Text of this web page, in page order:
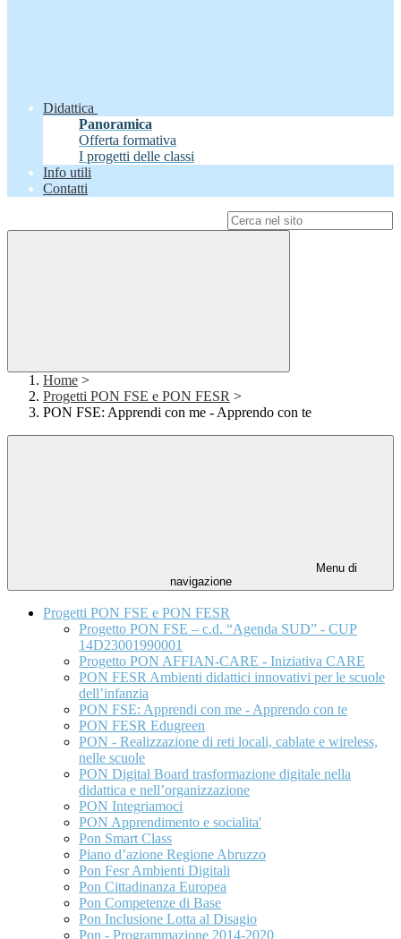
Didattica
Panoramica
Offerta formativa
I progetti delle classi
Info utili
Contatti
Home >
Progetti PON FSE e PON FESR >
PON FSE: Apprendi con me - Apprendo con te
Menu di
navigazione
Progetti PON FSE e PON FESR
Progetto PON FSE – c.d. “Agenda SUD” - CUP
14D23001990001
Progetto PON AFFIAN-CARE - Iniziativa CARE
PON FESR Ambienti didattici innovativi per le scuole
dell’infanzia
PON FSE: Apprendi con me - Apprendo con te
PON FESR Edugreen
PON - Realizzazione di reti locali, cablate e wireless,
nelle scuole
PON Digital Board trasformazione digitale nella
didattica e nell’organizzazione
PON Integriamoci
PON Apprendimento e socialita'
Pon Smart Class
Piano d’azione Regione Abruzzo
Pon Fesr Ambienti Digitali
Pon Cittadinanza Europea
Pon Competenze di Base
Pon Inclusione Lotta al Disagio
Pon - Programmazione 2014-2020